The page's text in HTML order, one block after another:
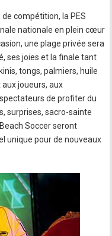
compétition, la PES
nationale en plein cœur
une plage privée sera
ses joies et la finale tant
tongs, palmiers, huile
joueurs, aux
de profiter du
surprises, sacro-sainte
Soccer seront
unique pour de nouveaux